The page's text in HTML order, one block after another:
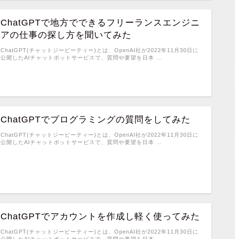
ChatGPTで地方でできるフリーランスエンジニ
アの仕事の探し方を聞いてみた
ChatGPT(チャットジーピーティー)とは、OpenAI社が2022年11月30日に
公開したAIチャットボットサービスで、質問や要望を日本 …
ChatGPTでプログラミングの質問をしてみた
ChatGPT(チャットジーピーティー)とは、OpenAI社が2022年11月30日に
公開したAIチャットボットサービスで、質問や要望を日本 …
ChatGPTでアカウントを作成し軽く使ってみた
ChatGPT(チャットジーピーティー)とは、OpenAI社が2022年11月30日に